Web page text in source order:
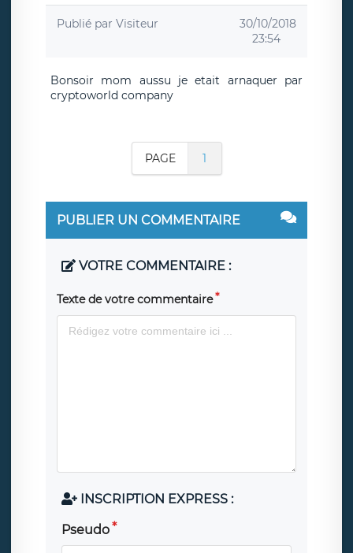
Publié par Visiteur
30/10/2018
23:54
Bonsoir mom aussu je etait arnaquer par
cryptoworld company
PAGE 1
PUBLIER UN COMMENTAIRE
VOTRE COMMENTAIRE :
Texte de votre commentaire
INSCRIPTION EXPRESS :
Pseudo